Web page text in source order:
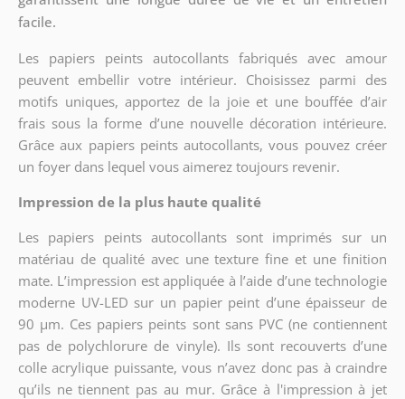
facile.
Les papiers peints autocollants fabriqués avec amour
peuvent embellir votre intérieur. Choisissez parmi des
motifs uniques, apportez de la joie et une bouffée d’air
frais sous la forme d’une nouvelle décoration intérieure.
Grâce aux papiers peints autocollants, vous pouvez créer
un foyer dans lequel vous aimerez toujours revenir.
Impression de la plus haute qualité
Les papiers peints autocollants sont imprimés sur un
matériau de qualité avec une texture fine et une finition
mate. L’impression est appliquée à l’aide d’une technologie
moderne UV-LED sur un papier peint d’une épaisseur de
90 µm. Ces papiers peints sont sans PVC (ne contiennent
pas de polychlorure de vinyle). Ils sont recouverts d’une
colle acrylique puissante, vous n’avez donc pas à craindre
qu’ils ne tiennent pas au mur. Grâce à l'impression à jet